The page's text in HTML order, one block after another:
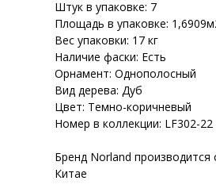
Штук в упаковке: 7
Площадь в упаковке:
Вес упаковки: 17 кг
Наличие фаски: Есть
Орнамент: Однополосный
Вид дерева: Дуб
Цвет: Темно-коричневый
Номер в коллекции: LF302-22
Бренд Norland производится
Китае